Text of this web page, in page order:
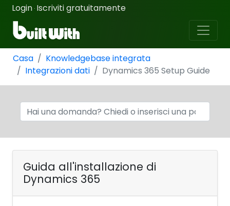
Login · Iscriviti gratuitamente
Casa
Knowledgebase integrata
Integrazioni dati
Dynamics 365 Setup Guide
Guida all'installazione di
Dynamics 365